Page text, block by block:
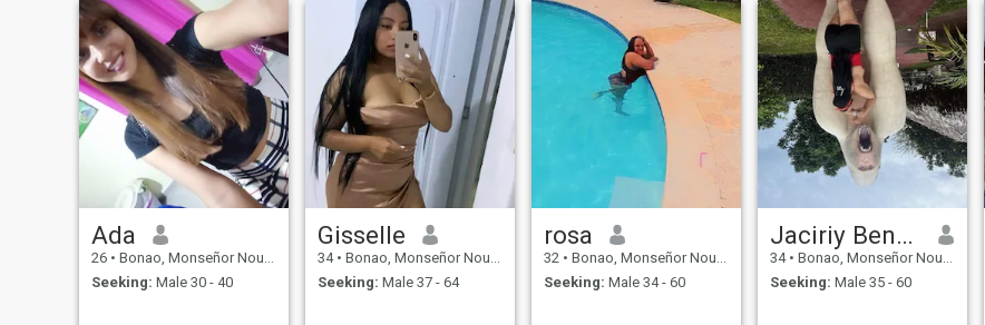
Ada
26 • Bonao, Monseñor Nouel, Dominican Republic
Seeking: Male 30 - 40
Gisselle
34 • Bonao, Monseñor Nouel, Dominican Republic
Seeking: Male 37 - 64
rosa
32 • Bonao, Monseñor Nouel, Dominican Republic
Seeking: Male 34 - 60
Jaciriy Bencosme Torrez
34 • Bonao, Monseñor Nouel, Dominican Republic
Seeking: Male 35 - 60